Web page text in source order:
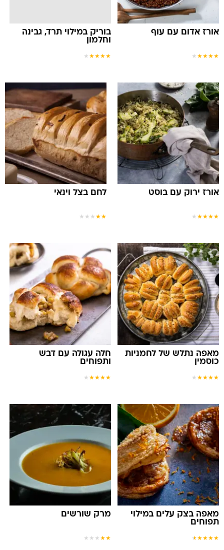
אורז אדום עם עוף
★
★
★
★
★
בוריק במילוי תרד, גבינה
וחלמון
★
★
★
★
★
אורז ירוק עם בוסט
★
★
★
★
★
לחם בצל וינאי
★
★
★
★
★
מאפה נתלש של לחמניות
כוסמין
★
★
★
★
★
חלה עגולה עם דבש
ותפוחים
★
★
★
★
★
מאפה בצק עלים במילוי
תפוחים
★
★
★
★
★
מרק שורשים
★
★
★
★
★